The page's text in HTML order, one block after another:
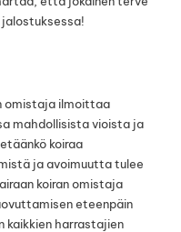
jalostuksessa!
omistaja ilmoittaa
mahdollisista vioista ja
koiraa
ja avoimuutta tulee
koiran omistaja
eteenpäin
kaikkien harrastajien